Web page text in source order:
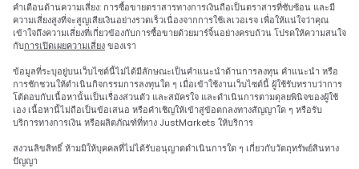
คำเตือนด้านความเสี่ยง: การซื้อขายตราสารทางการเงินถือเป็นตราสารที่ซับซ้อน และมี
ความเสี่ยงสูงที่จะสูญเสียเงินอย่างรวดเร็วเนื่องจากการใช้เลเวอเรจ เพื่อให้แน่ใจว่าคุณ
เข้าใจถึงความเสี่ยงที่เกี่ยวข้องกับการซื้อขายด้วยมาร์จิ้นอย่างครบถ้วน โปรดให้ความสนใจ
กับการเปิดเผยความเสี่ยงของเรา
ข้อมูลที่ระบุอยู่บนเว็บไซต์นี้ไม่ได้มีลักษณะเป็นคำแนะนำด้านการลงทุน คำแนะนำ หรือ
การชักชวนให้ดำเนินกิจกรรมการลงทุนใด ๆ เมื่อเข้าใช้งานเว็บไซต์นี้ ผู้ใช้รับทราบว่าการ
โต้ตอบกับเนื้อหานั้นเป็นเรื่องส่วนตัว และสมัครใจ และดำเนินการตามดุลยพินิจของผู้ใช้
เอง เนื้อหานี้ไม่ถือเป็นข้อเสนอ หรือคำเชิญให้เข้าสู่ข้อตกลงทางสัญญาใด ๆ หรือรับ
บริการทางการเงิน หรือผลิตภัณฑ์ที่ทาง JustMarkets ให้บริการ
สงวนลิขสิทธิ์ ห้ามมิให้บุคคลที่ไม่ได้รับอนุญาตดำเนินการใด ๆ เกี่ยวกับวัตถุทรัพย์สินทาง
ปัญญา